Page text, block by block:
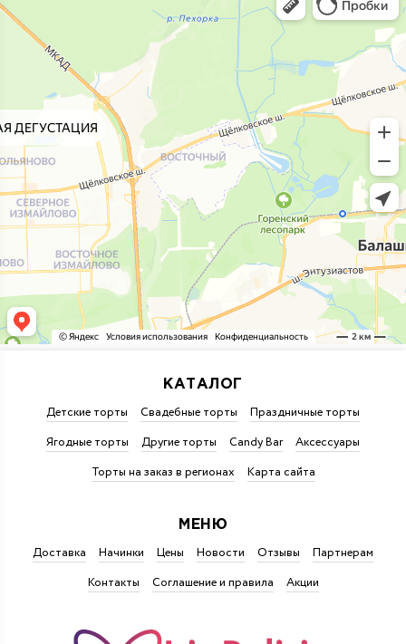
КАТАЛОГ
Детские торты Свадебные торты
Праздничные торты
Ягодные торты
Другие торты Candy Bar
Аксессуары
Торты на заказ в регионах
Карта сайта
МЕНЮ
Доставка Начинки Цены Новости Отзывы
Партнерам
Контакты
Соглашение и правила Акции